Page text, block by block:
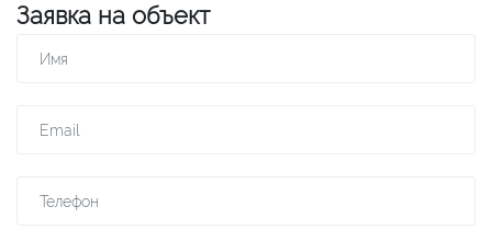
Заявка на объект